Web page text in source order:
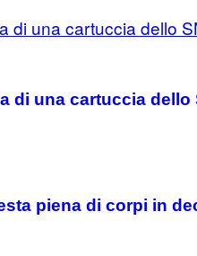
di una cartuccia dello
piena di corpi in